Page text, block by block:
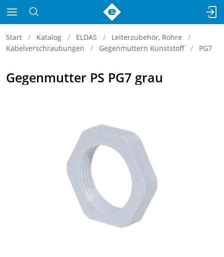
Start Katalog ELDAS
Leiterzubehör, Rohre
Kabelverschraubungen
Gegenmuttern Kunststoff PG7
Gegenmutter PS PG7 grau